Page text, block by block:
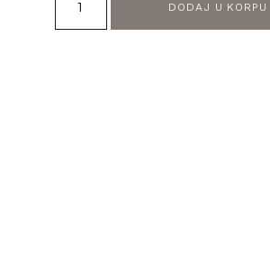
DODAJ U KORPU